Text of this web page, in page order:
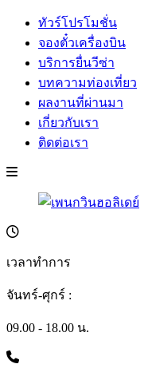
ทัวร์โปรโมชั่น
จองตั๋วเครื่องบิน
บริการยื่นวีซ่า
บทความท่องเที่ยว
ผลงานที่ผ่านมา
เกี่ยวกับเรา
ติดต่อเรา
เวลาทำการ
จันทร์-ศุกร์ :
09.00 - 18.00 น.